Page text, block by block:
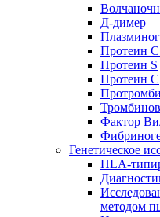
Д-димер
Протеин
Протеин S
Протеин С
Фактор
Генетическое
HLA-
методом